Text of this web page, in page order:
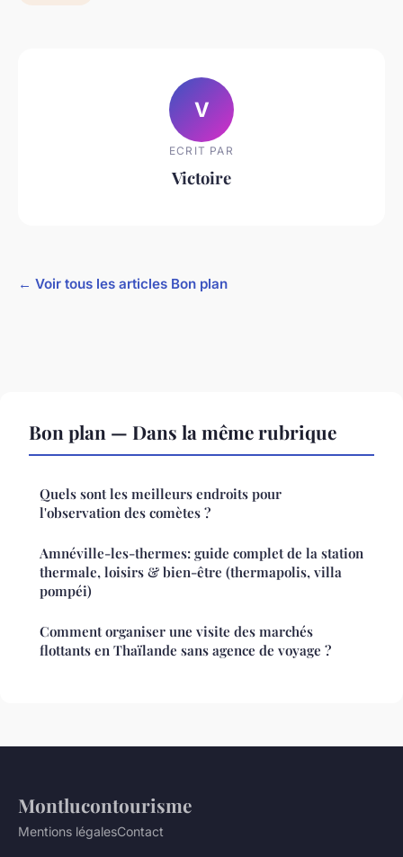
V
ECRIT PAR
Victoire
← Voir tous les articles Bon plan
Bon plan — Dans la même rubrique
Quels sont les meilleurs endroits pour
l'observation des comètes ?
Amnéville-les-thermes: guide complet de la station
thermale, loisirs & bien-être (thermapolis, villa
pompéi)
Comment organiser une visite des marchés
flottants en Thaïlande sans agence de voyage ?
Montlucontourisme
Mentions légalesContact